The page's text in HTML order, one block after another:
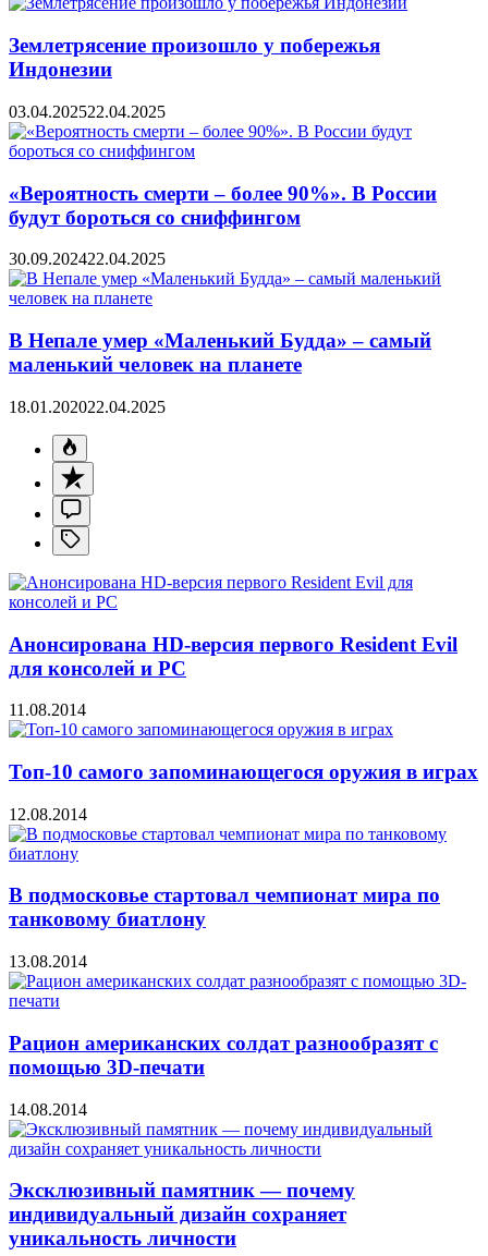
Землетрясение произошло у побережья
Индонезии
03.04.202522.04.2025
«Вероятность смерти – более 90%». В России
будут бороться со сниффингом
30.09.202422.04.2025
В Непале умер «Маленький Будда» – самый
маленький человек на планете
18.01.202022.04.2025
Анонсирована HD-версия первого Resident Evil
для консолей и PC
11.08.2014
Топ-10 самого запоминающегося оружия в играх
12.08.2014
В подмосковье стартовал чемпионат мира по
танковому биатлону
13.08.2014
Рацион американских солдат разнообразят с
помощью 3D-печати
14.08.2014
Эксклюзивный памятник — почему
индивидуальный дизайн сохраняет
уникальность личности